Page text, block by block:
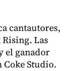
cantautores,
Rising. Las
el ganador
Coke Studio.